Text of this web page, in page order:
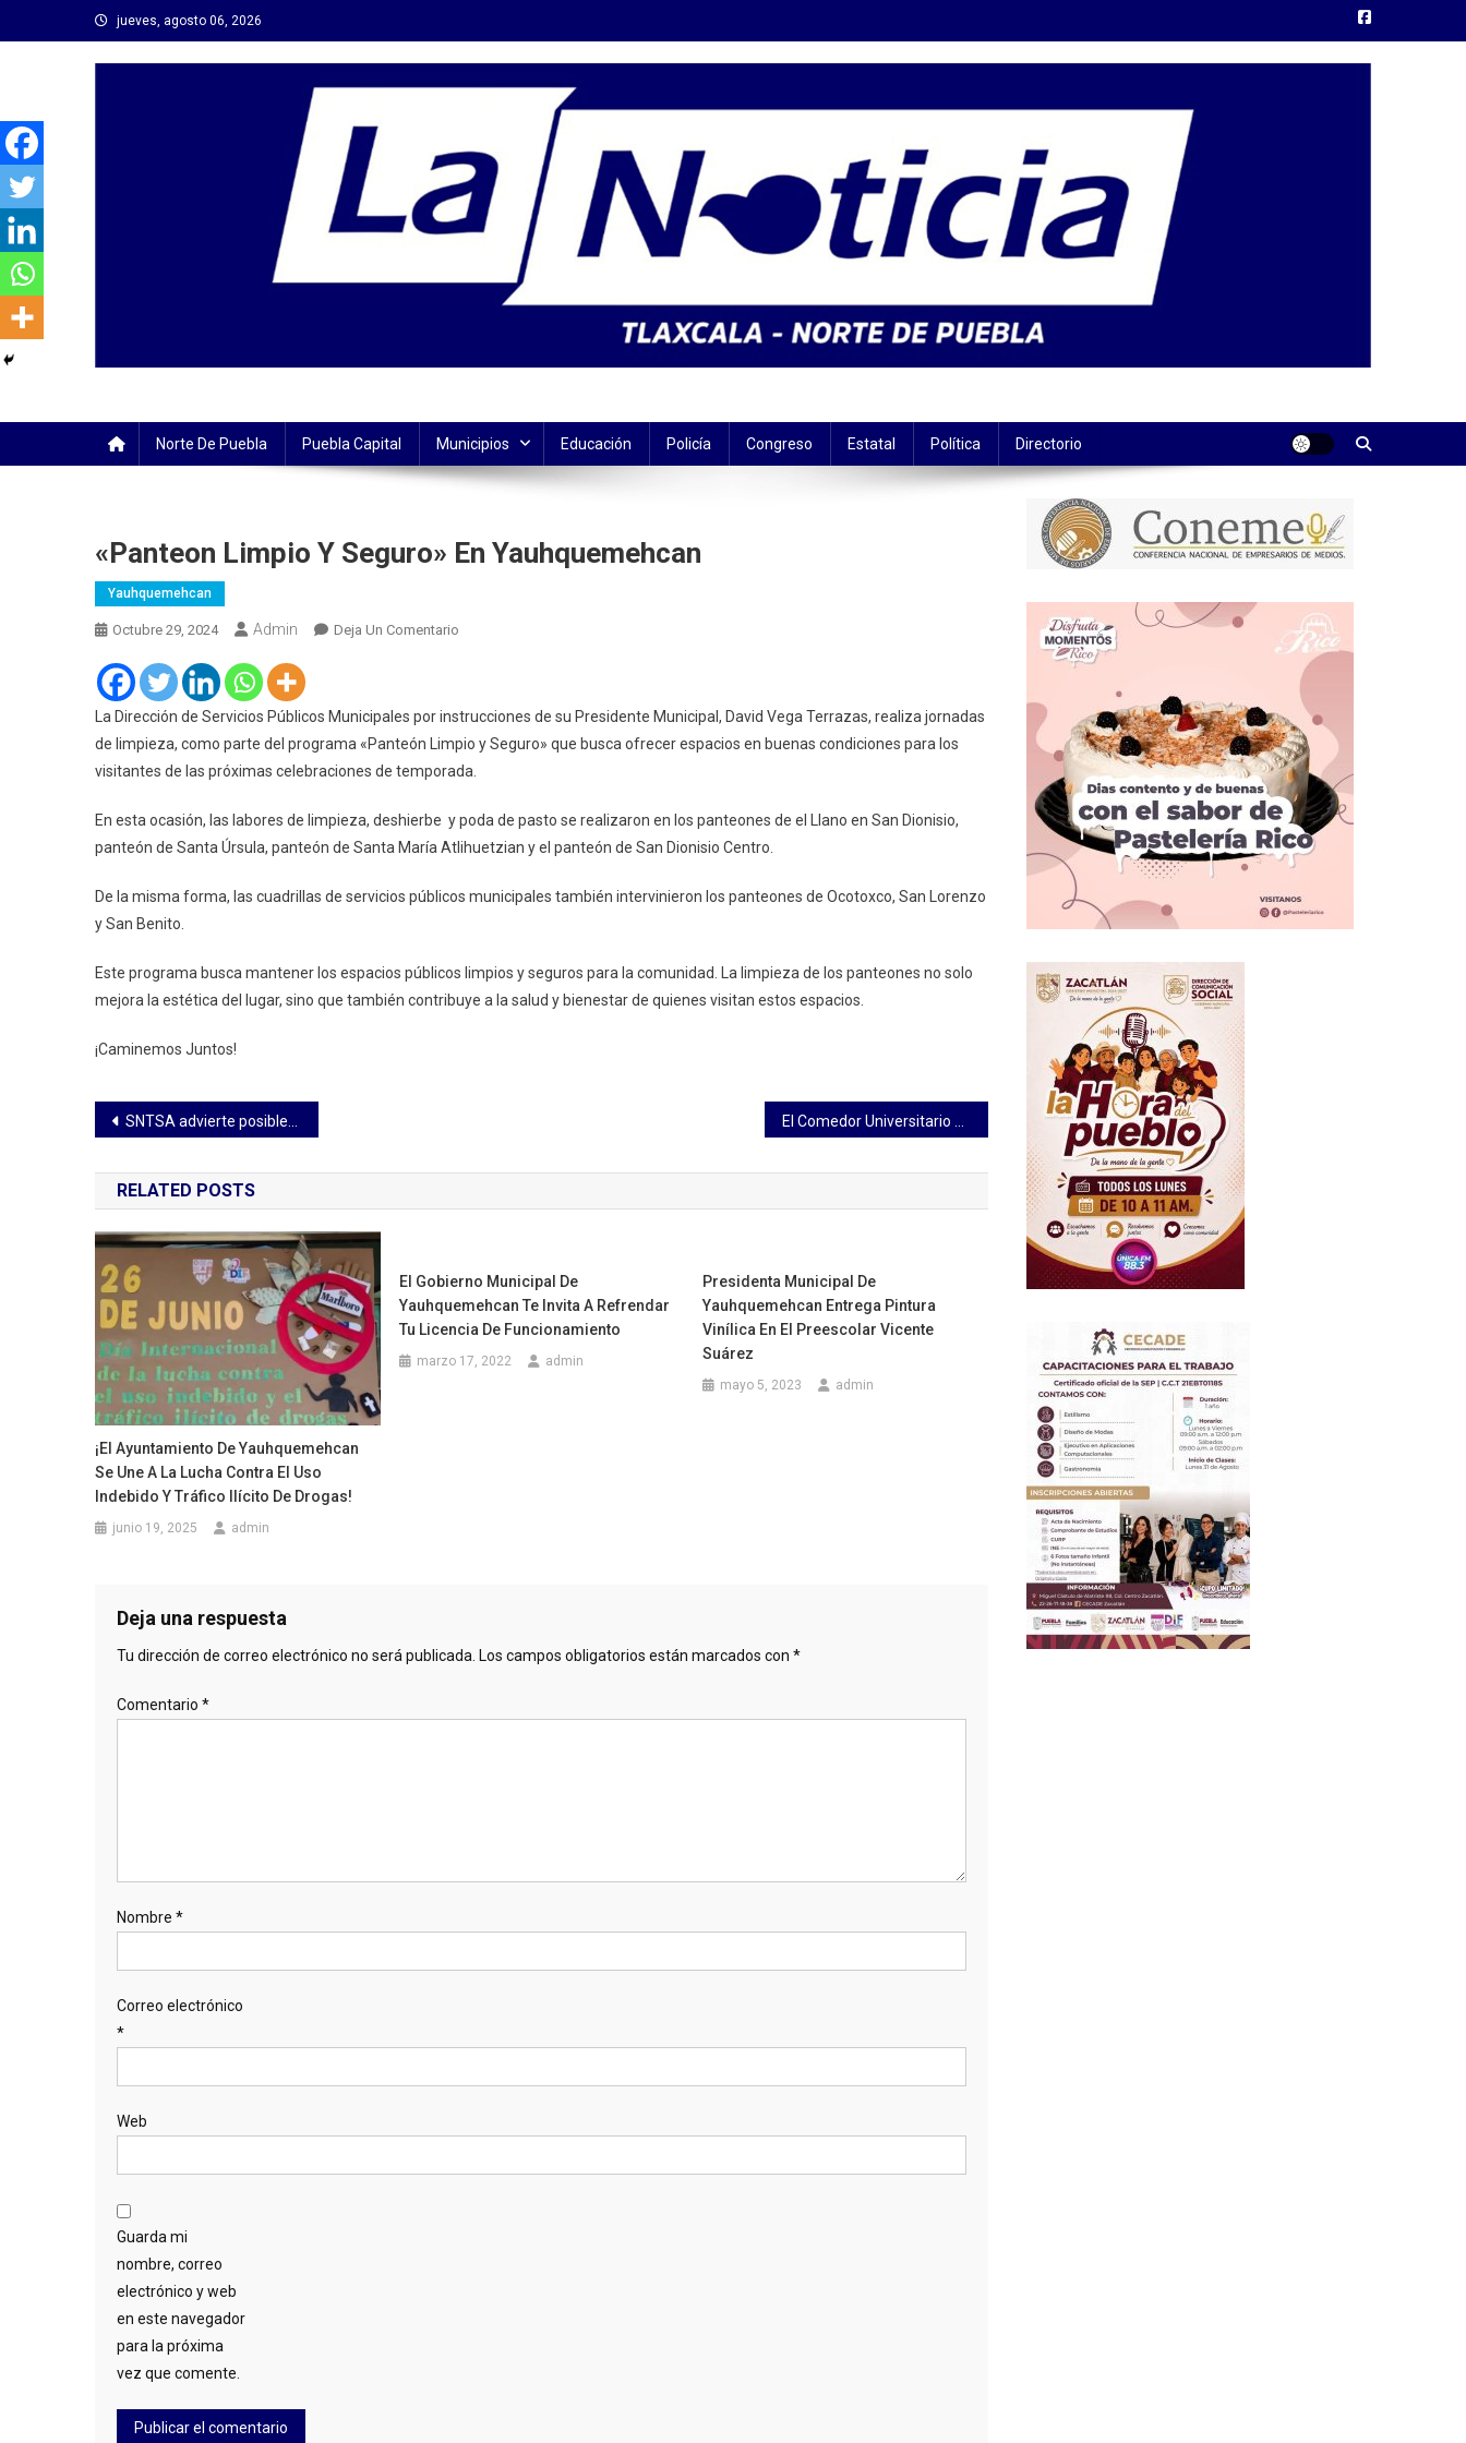
al
jueves, agosto 06, 2026
Norte De Puebla Puebla Capital Municipios Educación Policía Congreso Estatal Política Directorio
«Panteon Limpio Y Seguro» En Yauhquemehcan
Yauhquemehcan
Octubre 29, 2024 Admin Deja Un Comentario
En
Yauhquemehcan
La Dirección de Servicios Públicos Municipales por instrucciones de su Presidente Municipal, David Vega Terrazas, realiza jornadas
de limpieza, como parte del programa «Panteón Limpio y Seguro» que busca ofrecer espacios en buenas condiciones para los
visitantes de las próximas celebraciones de temporada.
En esta ocasión, las labores de limpieza, deshierbe y poda de pasto se realizaron en los panteones de el Llano en San Dionisio,
panteón de Santa Úrsula, panteón de Santa María Atlihuetzian y el panteón de San Dionisio Centro.
De la misma forma, las cuadrillas de servicios públicos municipales también intervinieron los panteones de Ocotoxco, San Lorenzo
y San Benito.
Este programa busca mantener los espacios públicos limpios y seguros para la comunidad. La limpieza de los panteones no solo
mejora la estética del lugar, sino que también contribuye a la salud y bienestar de quienes visitan estos espacios.
¡Caminemos Juntos!
Navegación
de
entradas
SNTSA advierte posibles protestas por omisiones y desabasto en sector salud de Tlaxcala El Comedor Universitario es un ejemplo de solidaridad, compromiso y justicia social: RCCB
RELATED POSTS
¡El Ayuntamiento De Yauhquemehcan
Se Une A La Lucha Contra El Uso
Indebido Y Tráfico Ilícito De Drogas!
junio 19, 2025 admin
El Gobierno Municipal De
Yauhquemehcan Te Invita A Refrendar
Tu Licencia De Funcionamiento
marzo 17, 2022 admin
Presidenta Municipal De
Yauhquemehcan Entrega Pintura
Vinílica En El Preescolar Vicente
Suárez
mayo 5, 2023 admin
Deja una respuesta
Tu dirección de correo electrónico no será publicada. Los campos obligatorios están marcados con *
Comentario *
Nombre *
Correo electrónico
*
Web
Guarda mi
nombre, correo
electrónico y web
en este navegador
para la próxima
vez que comente.